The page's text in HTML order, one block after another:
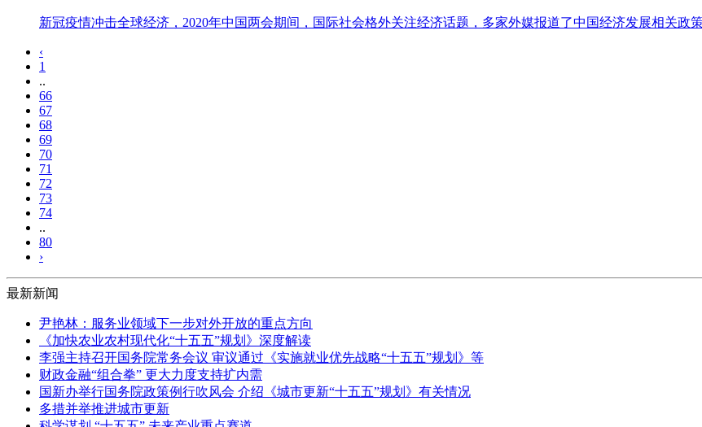
新冠疫情冲击全球经济，2020年中国两会期间，国际社会格外关注经济话题，多家外媒报道了中国经济发展相关政策
‹
1
..
66
67
68
69
70
71
72
73
74
..
80
›
最新新闻
尹艳林：服务业领域下一步对外开放的重点方向
《加快农业农村现代化“十五五”规划》深度解读
李强主持召开国务院常务会议 审议通过《实施就业优先战略“十五五”规划》等
财政金融“组合拳” 更大力度支持扩内需
国新办举行国务院政策例行吹风会 介绍《城市更新“十五五”规划》有关情况
多措并举推进城市更新